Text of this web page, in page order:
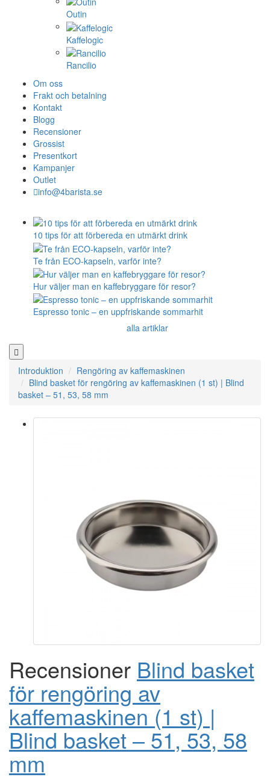
Outin
Kaffelogic
Rancilio
Om oss
Frakt och betalning
Kontakt
Blogg
Recensioner
Grossist
Presentkort
Kampanjer
Outlet
info@4barista.se
10 tips för att förbereda en utmärkt drink
Te från ECO-kapseln, varför inte?
Hur väljer man en kaffebryggare för resor?
Espresso tonic – en uppfriskande sommarhit
alla artiklar
Introduktion
Rengöring av kaffemaskinen
Blind basket för rengöring av kaffemaskinen (1 st) | Blind
basket – 51, 53, 58 mm
Recensioner Blind basket
för rengöring av
kaffemaskinen (1 st) |
Blind basket – 51, 53, 58
mm